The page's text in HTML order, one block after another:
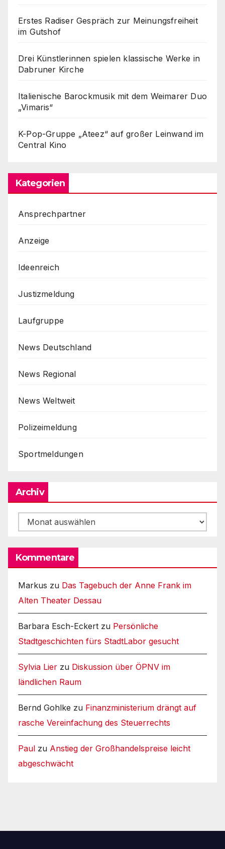
Erstes Radiser Gespräch zur Meinungsfreiheit
im Gutshof
Drei Künstlerinnen spielen klassische Werke in
Dabruner Kirche
Italienische Barockmusik mit dem Weimarer Duo
„Vimaris“
K-Pop-Gruppe „Ateez“ auf großer Leinwand im
Central Kino
Kategorien
Ansprechpartner
Anzeige
Ideenreich
Justizmeldung
Laufgruppe
News Deutschland
News Regional
News Weltweit
Polizeimeldung
Sportmeldungen
Archiv
Archiv
Kommentare
Markus zu Das Tagebuch der Anne Frank im
Alten Theater Dessau
Barbara Esch-Eckert zu Persönliche
Stadtgeschichten fürs StadtLabor gesucht
Sylvia Lier zu Diskussion über ÖPNV im
ländlichen Raum
Bernd Gohlke zu Finanzministerium drängt auf
rasche Vereinfachung des Steuerrechts
Paul zu Anstieg der Großhandelspreise leicht
abgeschwächt